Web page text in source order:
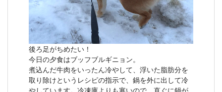
後ろ足がちめたい！
今日の夕食はブッフブルギニョン。
煮込んだ牛肉をいったん冷やして、浮いた脂肪分を
取り除けというレシピの指示で、鍋を外に出して冷